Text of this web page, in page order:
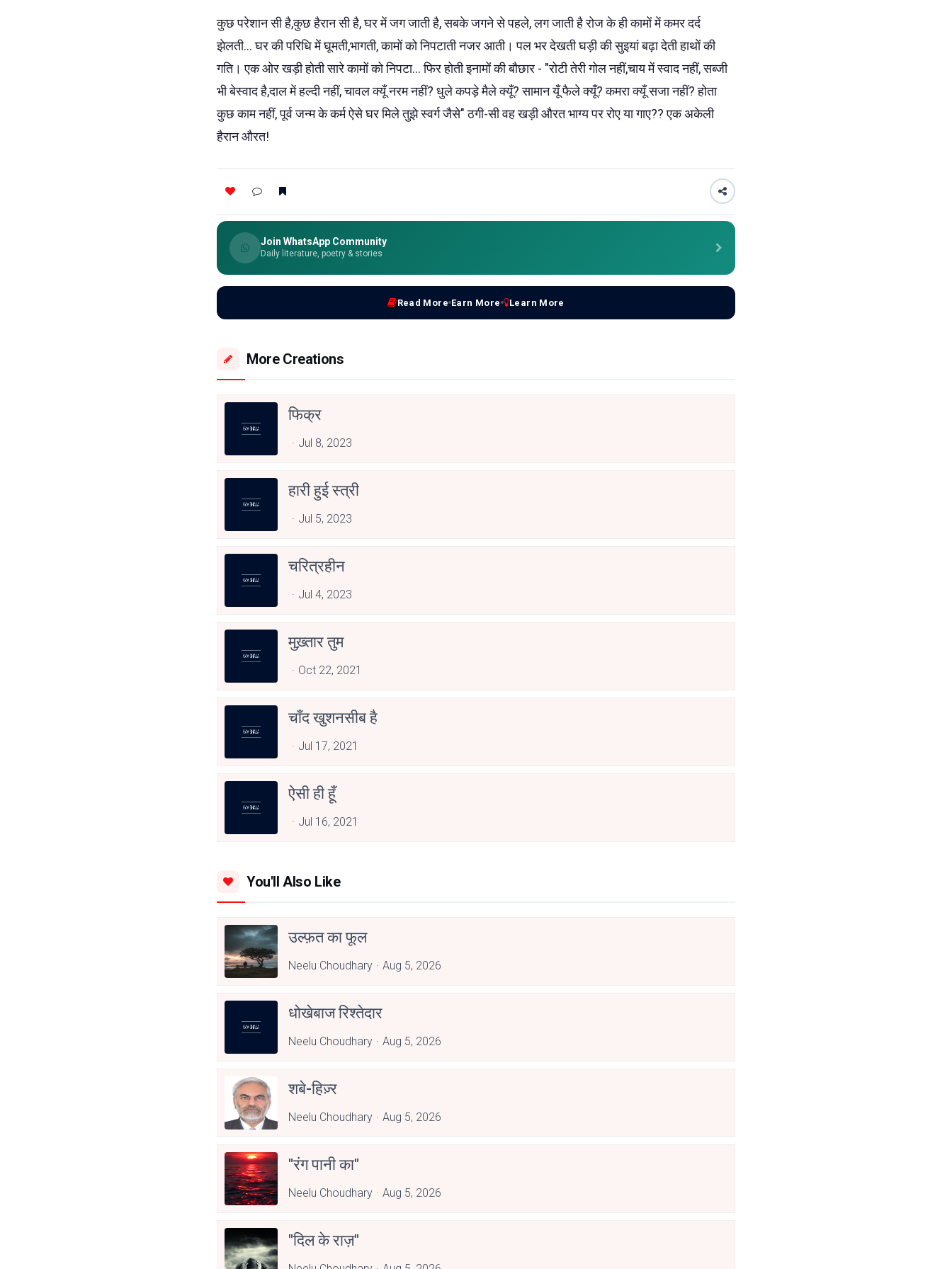
कुछ परेशान सी है,कुछ हैरान सी है, घर में जग जाती है, सबके जगने से पहले, लग जाती है रोज के ही कामों में कमर दर्द
झेलती... घर की परिधि में घूमती,भागती, कामों को निपटाती नजर आती। पल भर देखती घड़ी की सुइयां बढ़ा देती हाथों की
गति। एक ओर खड़ी होती सारे कामों को निपटा... फिर होती इनामों की बौछार - "रोटी तेरी गोल नहीं,चाय में स्वाद नहीं, सब्जी
भी बेस्वाद है,दाल में हल्दी नहीं, चावल क्यूँ नरम नहीं? धुले कपड़े मैले क्यूँ? सामान यूँ फैले क्यूँ? कमरा क्यूँ सजा नहीं? होता
कुछ काम नहीं, पूर्व जन्म के कर्म ऐसे घर मिले तुझे स्वर्ग जैसे" ठगी-सी वह खड़ी औरत भाग्य पर रोए या गाए?? एक अकेली
हैरान औरत!
Join WhatsApp Community
Daily literature, poetry & stories
Read More Earn More Learn More
More Creations
फिक्र
Jul 8, 2023
हारी हुई स्त्री
Jul 5, 2023
चरित्रहीन
Jul 4, 2023
मुख़्तार तुम
Oct 22, 2021
चाँद खुशनसीब है
Jul 17, 2021
ऐसी ही हूँ
Jul 16, 2021
You'll Also Like
उल्फ़त का फूल
Neelu Choudhary Aug 5, 2026
धोखेबाज रिश्तेदार
Neelu Choudhary Aug 5, 2026
शबे-हिज़्र
Neelu Choudhary Aug 5, 2026
"रंग पानी का"
Neelu Choudhary Aug 5, 2026
"दिल के राज़"